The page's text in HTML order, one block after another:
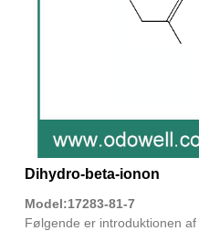
Dihydro-beta-ionon
Model:17283-81-7
Følgende er introduktionen